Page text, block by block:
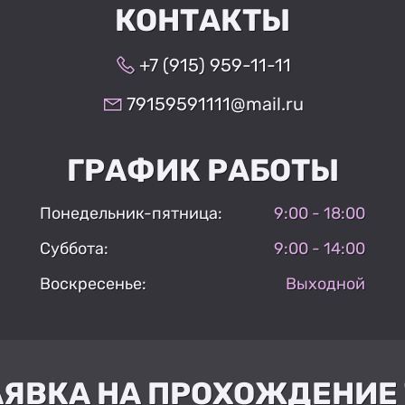
КОНТАКТЫ
+7 (915) 959-11-11
79159591111@mail.ru
ГРАФИК РАБОТЫ
Понедельник-пятница:
9:00 - 18:00
Суббота:
9:00 - 14:00
Воскресенье:
Выходной
НА ПРОХОЖДЕНИЕ